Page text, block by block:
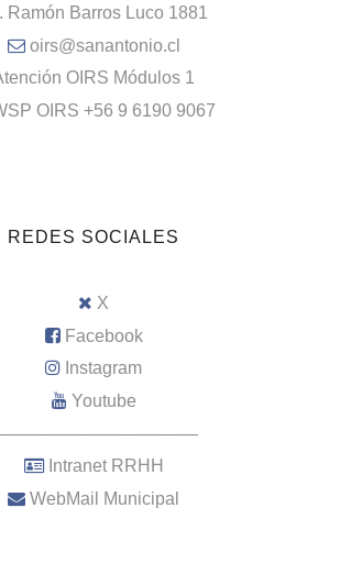
Ramón Barros Luco 1881
oirs@sanantonio.cl
OIRS Módulos 1
OIRS +56 9 6190 9067
REDES SOCIALES
X
Facebook
Instagram
Youtube
Intranet RRHH
WebMail Municipal